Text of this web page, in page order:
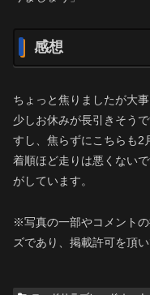
感想
ちょっと焦りましたが大
少しお休みが長引きそう
すし、焦らずにこちらも2
着順ほど走りは悪くない
がしています。
※写真の一部やコメント
ズであり、掲載許可を頂い